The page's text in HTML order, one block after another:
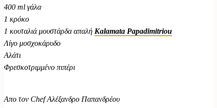
400 ml γάλα
1 κρόκο
1 κουταλιά μουστάρδα απαλή Kalamata Papadimitriou
Λίγο μοσχοκάρυδο
Αλάτι
Φρεσκοτριμμένο πιπέρι
Απο τον Chef Αλέξανδρο Παπανδρέου